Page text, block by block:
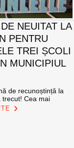
NEUITAT LA
PENTRU
TREI ȘCOLI
MUNICIPIUL
de recunoștință la
trecut! Cea mai